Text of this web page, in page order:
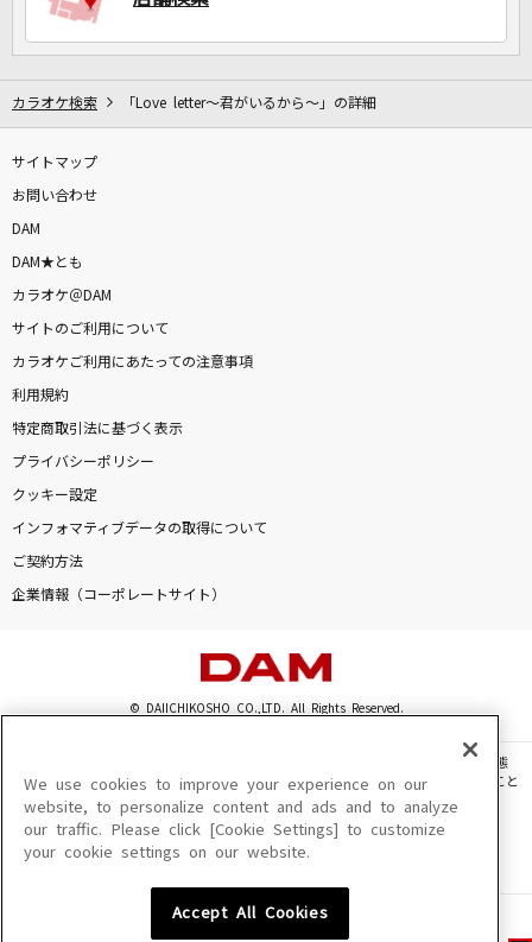
カラオケ検索 「Love letter～君がいるから～」の詳細
サイトマップ
お問い合わせ
DAM
DAM★とも
カラオケ＠DAM
サイトのご利用について
カラオケご利用にあたっての注意事項
利用規約
特定商取引法に基づく表示
プライバシーポリシー
クッキー設定
インフォマティブデータの取得について
ご契約方法
企業情報（コーポレートサイト）
© DAIICHIKOSHO CO.,LTD. All Rights Reserved.
このサイトに掲載されている一切の文章・画像・写真・動画・音声等を、手段や形態
を問わず、著作権法の定める範囲を超えて無断で複製、転載、ファイル化などすること
を禁じます。
楽曲及びコンテンツは、機種によりご利用いただけない場合があります。
楽曲及びコンテンツの配信日、配信内容が変更になる場合があります。
We use cookies to improve your experience on our
website, to personalize content and ads and to analyze
our traffic. Please click [Cookie Settings] to customize
your cookie settings on our website.
Accept All Cookies